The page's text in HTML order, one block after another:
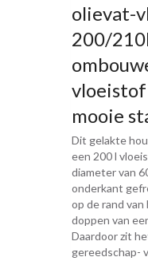
olievat-
200/
mooie
Dit gelakte
een 200 l
diameter van
onderkant
op de rand
doppen van
Daardoor zit
gereedschap-